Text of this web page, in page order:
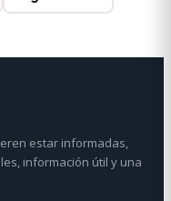
estar informadas,
información útil y una